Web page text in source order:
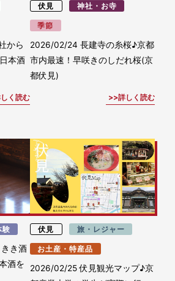
から
本酒
く読む
伏見 神社・お寺
季節
2026/02/24 長建寺の糸桜♪京都
市内最速！早咲きのしだれ桜(京
都伏見)
詳しく読む
験
き酒
酒を
伏見 旅・レジャー
お土産・特産品
2026/02/25伏見観光マップ♪京